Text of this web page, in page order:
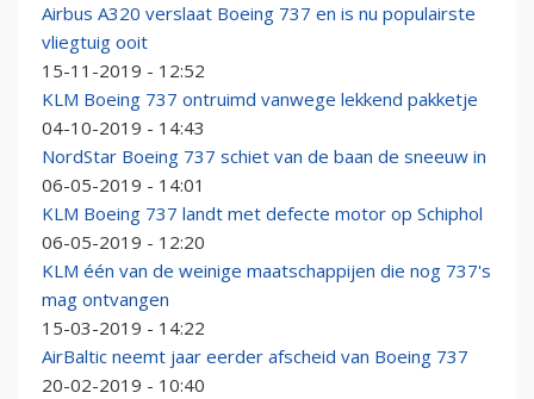
Airbus A320 verslaat Boeing 737 en is nu populairste
vliegtuig ooit
15-11-2019 - 12:52
KLM Boeing 737 ontruimd vanwege lekkend pakketje
04-10-2019 - 14:43
NordStar Boeing 737 schiet van de baan de sneeuw in
06-05-2019 - 14:01
KLM Boeing 737 landt met defecte motor op Schiphol
06-05-2019 - 12:20
KLM één van de weinige maatschappijen die nog 737's
mag ontvangen
15-03-2019 - 14:22
AirBaltic neemt jaar eerder afscheid van Boeing 737
20-02-2019 - 10:40